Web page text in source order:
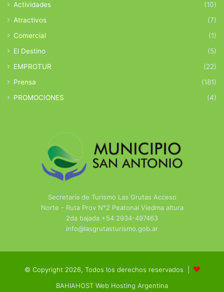
Actividades
(10)
Atractivos
(7)
Comercial
(1)
El Destino
(5)
EMPROTUR
(22)
Prensa
(181)
PROMOCIONES
(4)
Secretaría de Turismo Las Grutas Acceso
Norte - Ruta Prov N°2 Peatonal Viedma altura
2da bajada +54 2934-497463
info@lasgrutasturismo.gob.ar
© Copyright 2026, Todos los derechos reservados |
BAHIAHOST Web Hosting Argentina